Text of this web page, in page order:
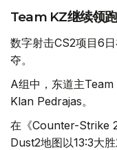
Team KZ继续领
数字射击CS2项目6
夺。
A组中，东道主Team
Klan Pedrajas。
在《Counter-Strike
Dust2地图以13:3大